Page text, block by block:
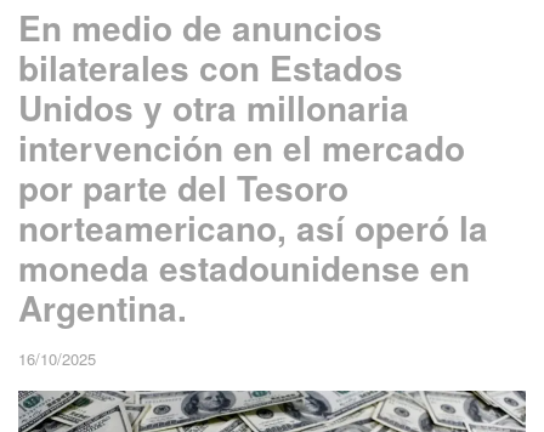
En medio de anuncios
bilaterales con Estados
Unidos y otra millonaria
intervención en el mercado
por parte del Tesoro
norteamericano, así operó la
moneda estadounidense en
Argentina.
16/10/2025